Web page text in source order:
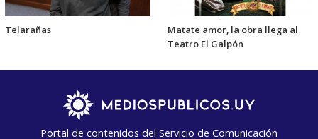
Telarañas
Matate amor, la obra llega al
Teatro El Galpón
Portal de contenidos del Servicio de Comunicación